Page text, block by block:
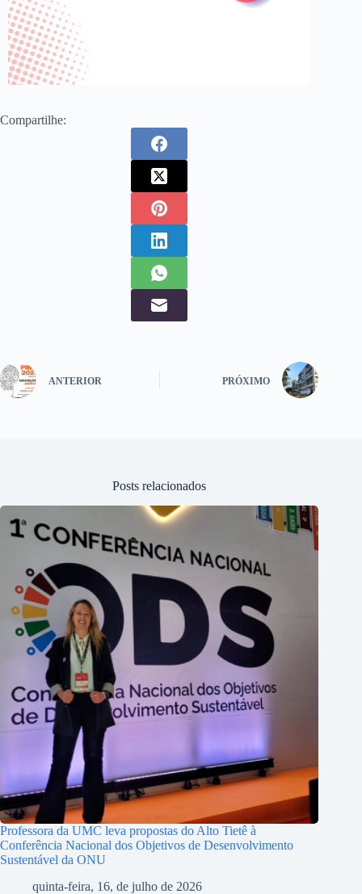
Compartilhe:
ANTERIOR PRÓXIMO
Posts relacionados
Professora da UMC leva propostas do Alto Tietê à
Conferência Nacional dos Objetivos de Desenvolvimento
Sustentável da ONU
quinta-feira, 16, de julho de 2026